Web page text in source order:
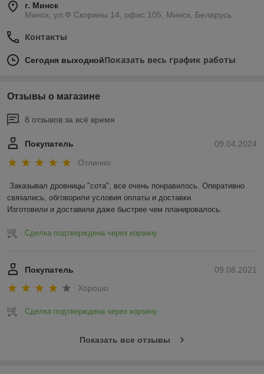
г. Минск
Минск, ул.Ф.Скорины 14, офис 105, Минск, Беларусь
Контакты
Сегодня выходнойПоказать весь график работы
Отзывы о магазине
8 отзывов за всё время
09.04.2024
Покупатель
Отлично
Заказывал дровницы "сота", все очень понравилось. Оперативно
связались, обговорили условия оплаты и доставки.
Изготовили и доставили даже быстрее чем планировалось.
Сделка подтверждена через корзину
09.08.2021
Покупатель
Хорошо
Сделка подтверждена через корзину
Показать все отзывы